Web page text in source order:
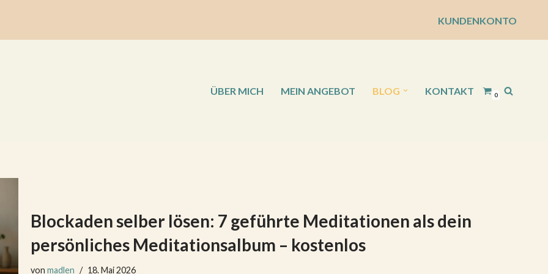
KUNDENKONTO
ÜBER MICH MEIN ANGEBOT BLOG KONTAKT 0
Blockaden selber lösen: 7 geführte Meditationen als dein
persönliches Meditationsalbum – kostenlos
von madlen 18. Mai 2026